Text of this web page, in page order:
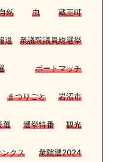
然 虫 蔵王町
道 衆議院議員総選挙
ボートマッチ
まつりごと 岩沼市
選 選挙特番 観光
ンクス 衆院選2024